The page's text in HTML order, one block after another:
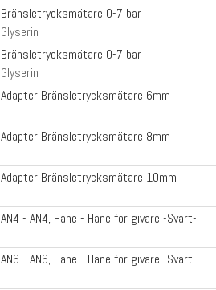
Bränsletrycksmätare 0-7 bar
Glyserin
Bränsletrycksmätare 0-7 bar
Glyserin
Adapter Bränsletrycksmätare 6mm
Adapter Bränsletrycksmätare 8mm
Adapter Bränsletrycksmätare 10mm
AN4 - AN4, Hane - Hane för givare -Svart-
AN6 - AN6, Hane - Hane för givare -Svart-